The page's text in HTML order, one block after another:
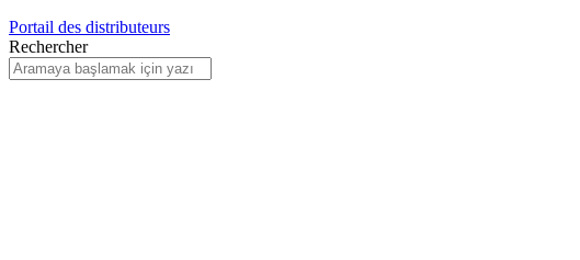
Portail des distributeurs
Rechercher